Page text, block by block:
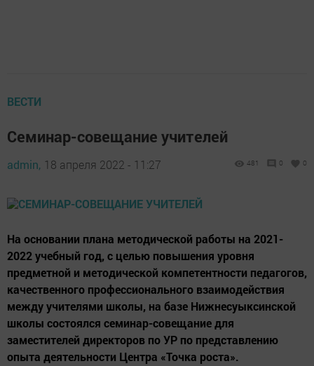
ВЕСТИ
Семинар-совещание учителей
admin, 18 апреля 2022 - 11:27 481 0 0
На основании плана методической работы на 2021-
2022 учебный год, с целью повышения уровня
предметной и методической компетентности педагогов,
качественного профессионального взаимодействия
между учителями школы, на базе Нижнесуыксинской
школы состоялся семинар-совещание для
заместителей директоров по УР по представлению
опыта деятельности Центра «Точка роста».